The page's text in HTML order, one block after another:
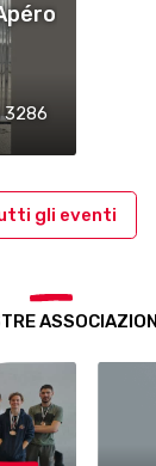
3286
gli eventi
ASSOCIAZIONI